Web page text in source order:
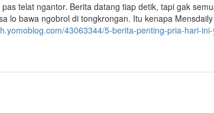
telat ngantor. Berita datang tiap detik, tapi gak
lo bawa ngobrol di tongkrongan. Itu kenapa
43063344/5-berita-penting-pria-hari-